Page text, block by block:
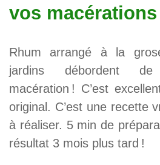
vos macérations
Rhum arrangé à la
jardins débordent
macération ! C’est
original. C’est une recette
à réaliser. 5 min de
résultat 3 mois plus tard !